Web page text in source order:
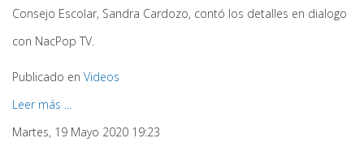
Consejo Escolar, Sandra Cardozo, contó los detalles en dialogo
con NacPop TV.
Publicado en Videos
Leer más ...
Martes, 19 Mayo 2020 19:23